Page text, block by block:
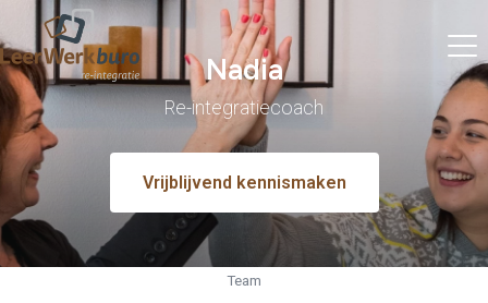
Nadia
Re-integratiecoach
Vrijblijvend kennismaken
Team